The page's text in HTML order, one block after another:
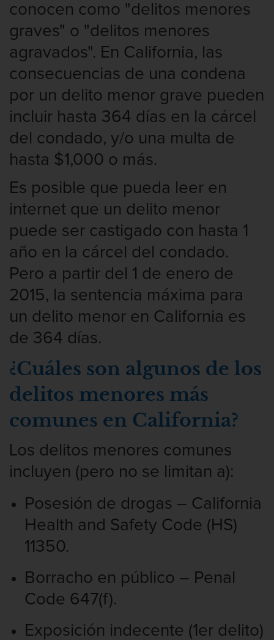
conocen como "delitos menores
graves" o "delitos menores
agravados". En California, las
consecuencias de una condena
por un delito menor grave pueden
incluir hasta 364 días en la cárcel
del condado, y/o una multa de
hasta $1,000 o más.
Es posible que pueda leer en
internet que un delito menor
puede ser castigado con hasta 1
año en la cárcel del condado.
Pero a partir del 1 de enero de
2015, la sentencia máxima para
un delito menor en California es
de 364 días.
¿Cuáles son algunos de los
delitos menores más
comunes en California?
Los delitos menores comunes
incluyen (pero no se limitan a):
Posesión de drogas – California
Health and Safety Code (HS)
11350.
Borracho en público – Penal
Code 647(f).
Exposición indecente (1er delito)